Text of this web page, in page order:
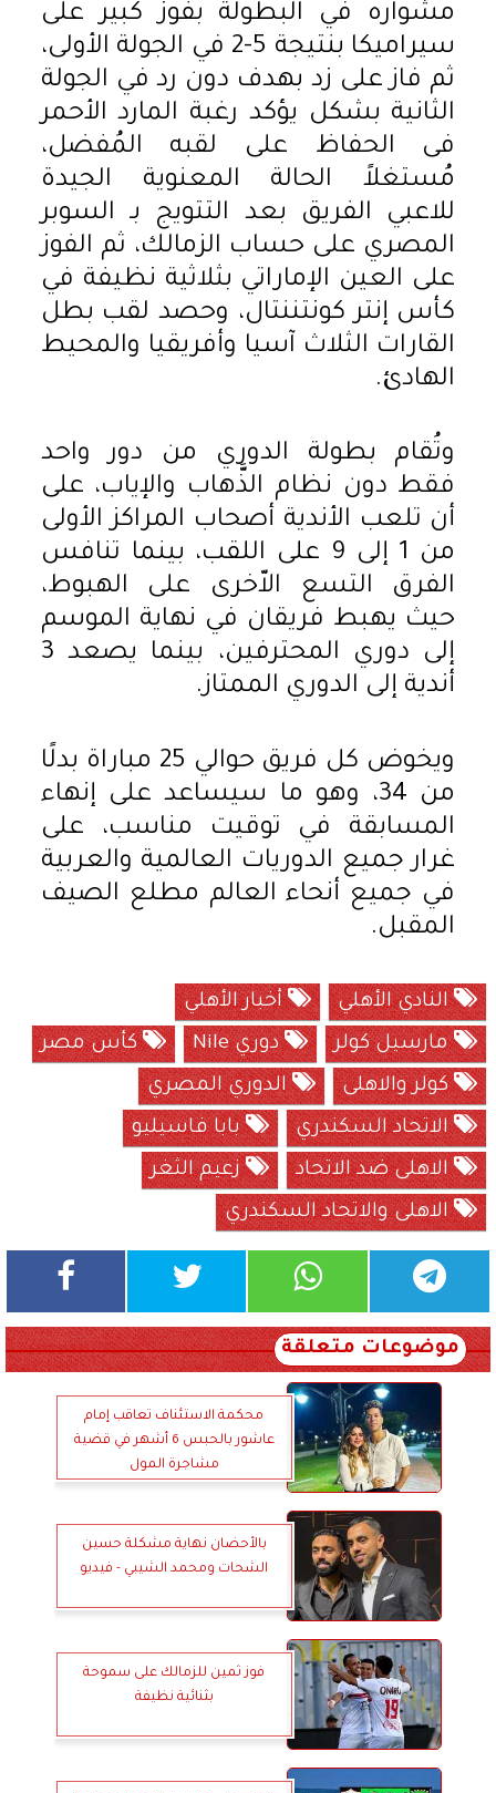
مشواره في البطولة بفوز كبير على
سيراميكا بنتيجة 5-2 في الجولة الأولى،
ثم فاز على زد بهدف دون رد في الجولة
الثانية بشكل يؤكد رغبة المارد الأحمر
فى الحفاظ على لقبه المُفضل،
مُستغلاً الحالة المعنوية الجيدة
للاعبي الفريق بعد التتويج بـ السوبر
المصري على حساب الزمالك، ثم الفوز
على العين الإماراتي بثلاثية نظيفة في
كأس إنتر كونتننتال، وحصد لقب بطل
القارات الثلاث آسيا وأفريقيا والمحيط
الهادئ.
وتُقام بطولة الدوري من دور واحد
فقط دون نظام الذَّهاب والإياب، على
أن تلعب الأندية أصحاب المراكز الأولى
من 1 إلى 9 على اللقب، بينما تنافس
الفرق التسع الاّخرى على الهبوط،
حيث يهبط فريقان في نهاية الموسم
إلى دوري المحترفين، بينما يصعد 3
أندية إلى الدوري الممتاز.
ويخوض كل فريق حوالي 25 مباراة بدلًا
من 34، وهو ما سيساعد على إنهاء
المسابقة في توقيت مناسب، على
غرار جميع الدوريات العالمية والعربية
في جميع أنحاء العالم مطلع الصيف
المقبل.
النادي الأهلي
أخبار الأهلي
مارسيل كولر
دوري Nile
كأس مصر
كولر والاهلى
الدوري المصري
الاتحاد السكندري
بابا فاسيليو
الاهلى ضد الاتحاد
زعيم الثغر
الاهلى والاتحاد السكندري
موضوعات متعلقة
محكمة الاستئناف تعاقب إمام
عاشور بالحبس 6 أشهر في قضية
مشاجرة المول
بالأحضان نهاية مشكلة حسين
الشحات ومحمد الشيبي - فيديو
فوز ثمين للزمالك على سموحة
بثنائية نظيفة